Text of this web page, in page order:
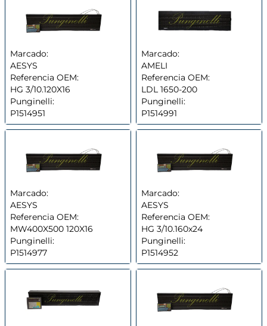
Marcado:
AESYS
Referencia OEM:
HG 3/10.120X16
Punginelli:
P1514951
Marcado:
AMELI
Referencia OEM:
LDL 1650-200
Punginelli:
P1514991
Marcado:
AESYS
Referencia OEM:
MW400X500 120X16
Punginelli:
P1514977
Marcado:
AESYS
Referencia OEM:
HG 3/10.160x24
Punginelli:
P1514952